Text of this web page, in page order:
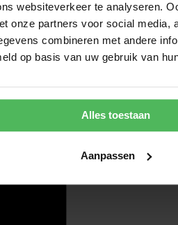
websiteverkeer te analyseren.
onze partners voor social media,
combineren met andere
op basis van uw gebruik van
Alles toestaan
Aanpassen